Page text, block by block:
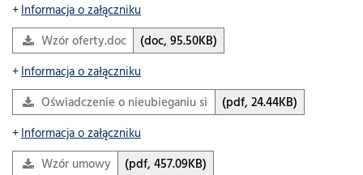
Informacja o załączniku
Wzór oferty.doc
(doc, 95.50KB)
Informacja o załączniku
Oświadczenie o nieubieganiu się o inne dotacje z budżetu…
(pdf, 24.44KB)
Informacja o załączniku
Wzór umowy
(pdf, 457.09KB)